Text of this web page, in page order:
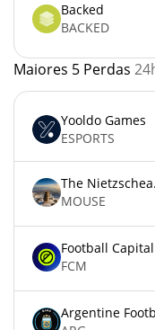
Backed
BACKED
Maiores 5 Perdas
Yooldo Games
ESPORTS
MOUSE
FCM